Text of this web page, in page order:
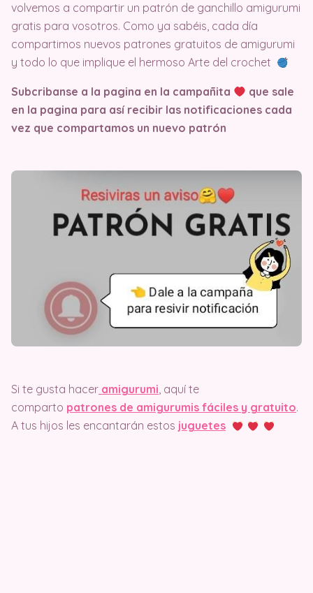
volvemos a compartir un patrón de ganchillo amigurumi
gratis para vosotros. Como ya sabéis, cada día
compartimos nuevos patrones gratuitos de amigurumi
y todo lo que implique el hermoso Arte del crochet
Subcribanse a la pagina en la campañita
que sale
en la pagina para así recibir las notificaciones cada
vez que compartamos un nuevo patrón
Si te gusta hacer amigurumi, aquí te
comparto patrones de amigurumis fáciles y gratuito.
A tus hijos les encantarán estos juguetes